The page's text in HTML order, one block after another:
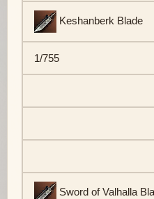
Keshanberk Blade
1/755
Sword of Valhalla